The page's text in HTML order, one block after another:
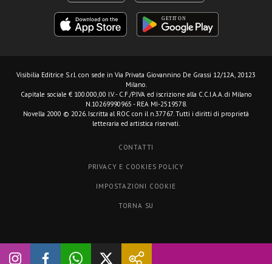
Visibilia Editrice S.r.l. con sede in Via Privata Giovannino De Grassi 12/12A, 20123
Milano.
Capitale sociale € 100.000,00 I.V. - C.F./P.IVA ed iscrizione alla C.C.I.A.A. di Milano
N.10269990965 - REA MI-2519578.
Novella 2000 © 2026. Iscritta al ROC con il n.37767. Tutti i diritti di proprietà
letteraria ed artistica riservati.
CONTATTI
PRIVACY E COOKIES POLICY
IMPOSTAZIONI COOKIE
TORNA SU